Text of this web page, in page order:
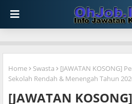
Home Swasta
[JAWATAN KOSONG]
Sekolah Rendah & Menengah Tahun
[JAWATAN